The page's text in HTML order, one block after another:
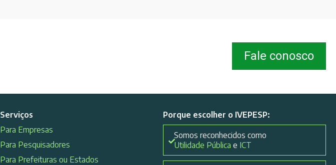
Fale conosco
Serviços
Para Empresas
Para Pesquisadores
Para Prefeituras ou Estados
Porque escolher o IVEPESP:
Somos reconhecidos como
Utilidade Pública e ICT